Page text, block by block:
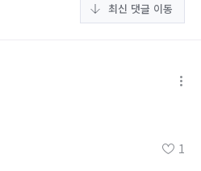
최신 댓글 이동
1